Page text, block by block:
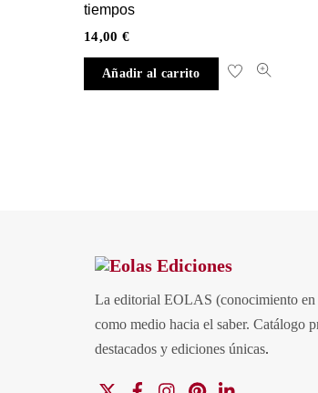
tiempos
14,00 €
Añadir al carrito
La editorial EOLAS (conocimiento en
como medio hacia el saber. Catálogo
destacados y ediciones únicas.
FacebookInstagramPinterest